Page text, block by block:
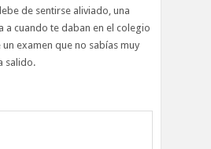
de sentirse aliviado, una
a cuando te daban en el colegio
examen que no sabías muy
salido.